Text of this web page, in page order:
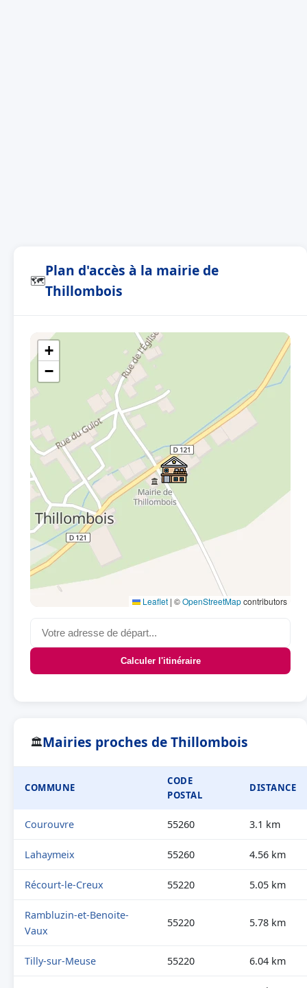
🗺
Plan d'accès à la mairie de
Thillombois
+
−
Leaflet | ©OpenStreetMapcontributors
Calculer l'itinéraire
🏛Mairies proches de Thillombois
COMMUNE
CODE
POSTAL
DISTANCE
Courouvre 55260 3.1 km
Lahaymeix 55260 4.56 km
Récourt-le-Creux 55220 5.05 km
Rambluzin-et-Benoite-
Vaux
55220 5.78 km
Tilly-sur-Meuse 55220 6.04 km